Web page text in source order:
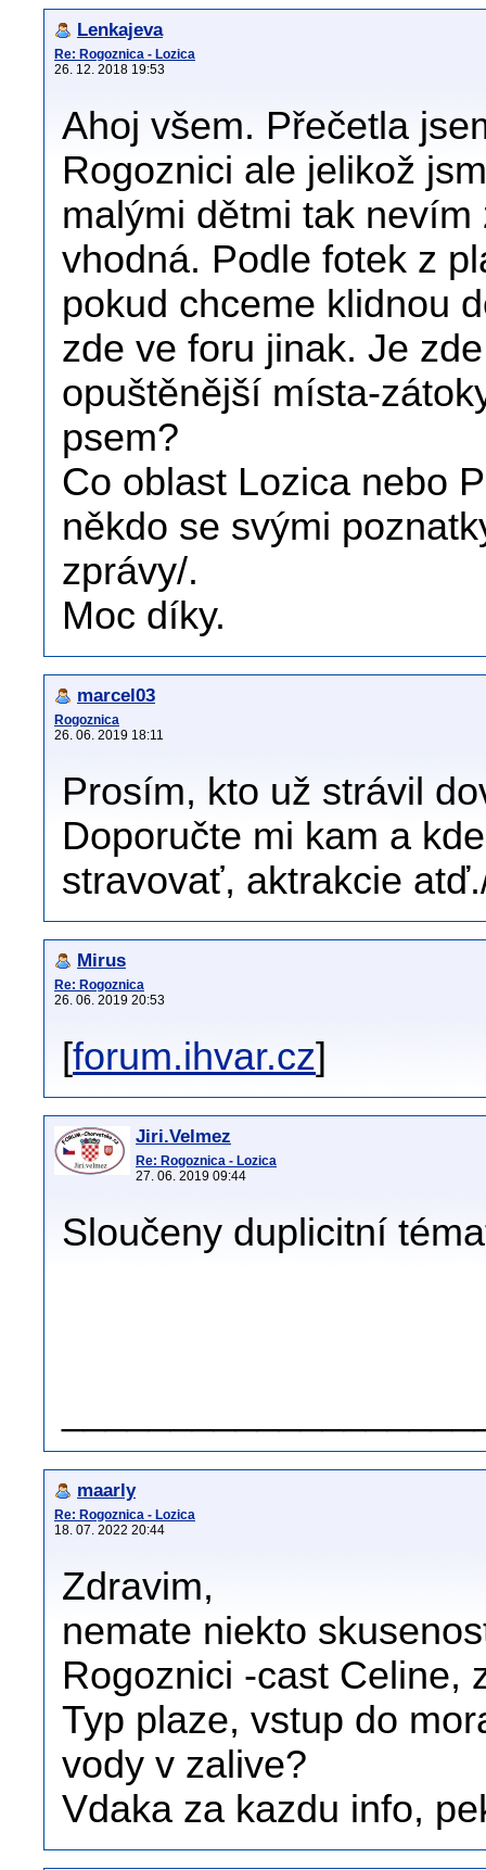
Lenkajeva
Re: Rogoznica - Lozica
26. 12. 2018 19:53
Ahoj všem. Přečetla
Rogoznici ale jelikož
malými dětmi tak
vhodná. Podle fotek z
pokud chceme klidnou
zde ve foru jinak. Je
opuštěnější místa-
psem?
Co oblast Lozica nebo
někdo se svými
zprávy/.
Moc díky.
marcel03
Rogoznica
26. 06. 2019 18:11
Prosím, kto už strávil
Doporučte mi kam a
stravovať, aktrakcie
Mirus
Re: Rogoznica
26. 06. 2019 20:53
[forum.ihvar.cz]
Jiri.Velmez
Re: Rogoznica - Lozica
27. 06. 2019 09:44
Sloučeny duplicitní
maarly
Re: Rogoznica - Lozica
18. 07. 2022 20:44
Zdravim,
nemate niekto
Rogoznici -cast Celine,
Typ plaze, vstup do
vody v zalive?
Vdaka za kazdu info,